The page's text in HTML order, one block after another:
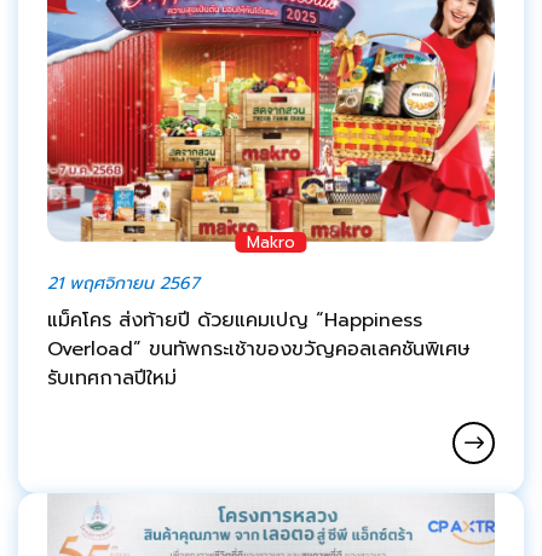
Makro
21 พฤศจิกายน 2567
แม็คโคร ส่งท้ายปี ด้วยแคมเปญ “Happiness
Overload” ขนทัพกระเช้าของขวัญคอลเลคชันพิเศษ
รับเทศกาลปีใหม่